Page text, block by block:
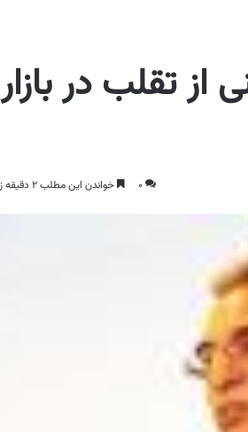
تقلب در بازار
0 خواندن این مطلب 2 دقیقه زمان میبرد